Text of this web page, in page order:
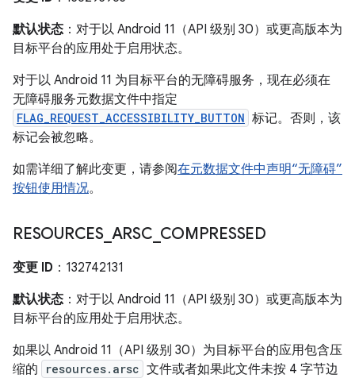
默认状态 ：对于以 Android 11（API 级别 30）或更高版本为
目标平台的应用处于启用状态。
对于以 Android 11 为目标平台的无障碍服务，现在必须在
无障碍服务元数据文件中指定
FLAG_REQUEST_ACCESSIBILITY_BUTTON 标记。否则，该
标记会被忽略。
如需详细了解此变更，请参阅在元数据文件中声明“无障碍”
按钮使用情况。
RESOURCES_ ARSC COMPRESSED
变更 ID ：132742131
默认状态 ：对于以 Android 11（API 级别 30）或更高版本为
目标平台的应用处于启用状态。
如果以 Android 11（API 级别 30）为目标平台的应用包含压
缩的
resources.arsc 文件或者如果此文件未按 4 字节边